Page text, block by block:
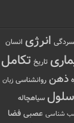
انرژی انسان
تاریخ تکامل
ذهن روانشناسی زبان
سلول سیاهچاله
شناسی عصبی فضا